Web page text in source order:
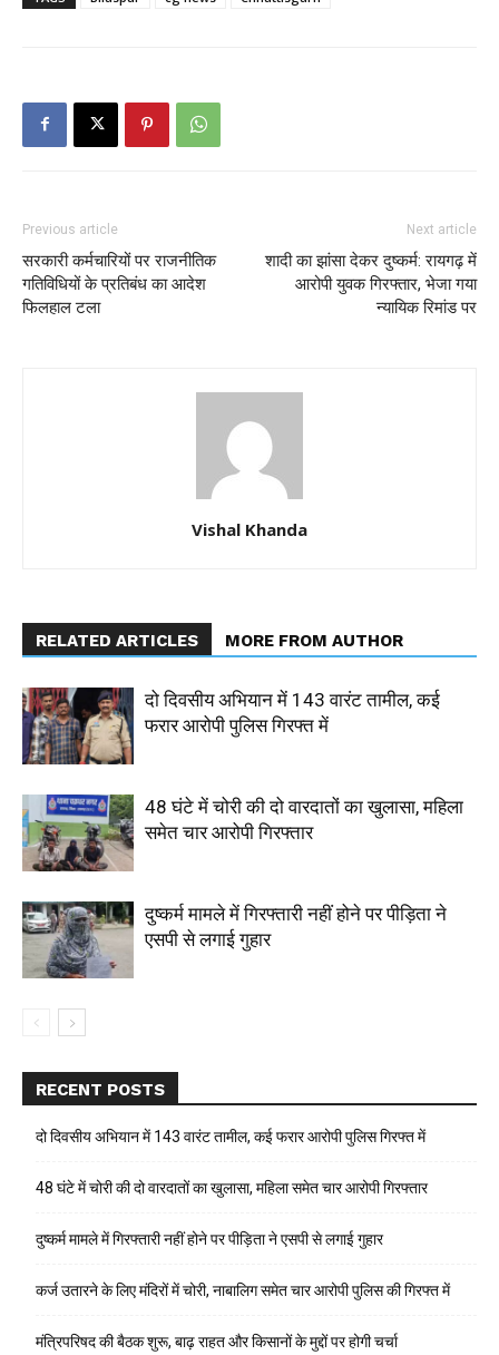
Previous article
सरकारी कर्मचारियों पर राजनीतिक
गतिविधियों के प्रतिबंध का आदेश
फिलहाल टला
Next article
शादी का झांसा देकर दुष्कर्म: रायगढ़ में
आरोपी युवक गिरफ्तार, भेजा गया
न्यायिक रिमांड पर
Vishal Khanda
RELATED ARTICLES MORE FROM AUTHOR
दो दिवसीय अभियान में 143 वारंट तामील, कई
फरार आरोपी पुलिस गिरफ्त में
48 घंटे में चोरी की दो वारदातों का खुलासा, महिला
समेत चार आरोपी गिरफ्तार
दुष्कर्म मामले में गिरफ्तारी नहीं होने पर पीड़िता ने
एसपी से लगाई गुहार
RECENT POSTS
दो दिवसीय अभियान में 143 वारंट तामील, कई फरार आरोपी पुलिस गिरफ्त में
48 घंटे में चोरी की दो वारदातों का खुलासा, महिला समेत चार आरोपी गिरफ्तार
दुष्कर्म मामले में गिरफ्तारी नहीं होने पर पीड़िता ने एसपी से लगाई गुहार
कर्ज उतारने के लिए मंदिरों में चोरी, नाबालिग समेत चार आरोपी पुलिस की गिरफ्त में
मंत्रिपरिषद की बैठक शुरू, बाढ़ राहत और किसानों के मुद्दों पर होगी चर्चा